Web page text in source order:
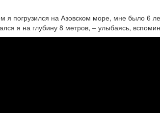
я погрузился на Азовском море, мне было 6
я на глубину 8 метров, – улыбаясь,